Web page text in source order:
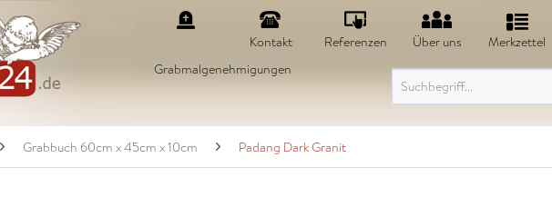
Merkzettel
Grabmalgenehmigungen
Kontakt Referenzen Über uns
Grabbuch 60cm x 45cm x 10cm Padang Dark Granit